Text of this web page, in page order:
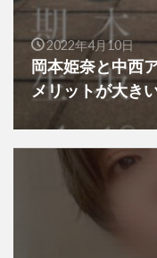
2022年4月10日
岡本姫奈と中西
メリットが大き